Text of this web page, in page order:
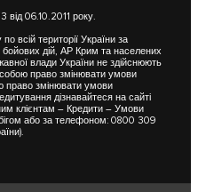
06.10.2011 року.
всій території України за
дій, АР Крим та населених
влади України не здійснюють
право змінювати умови
право змінювати умови
дізнавайтеся на сайті
клієнтам – Кредити – Умови
або за телефоном: 0800 309